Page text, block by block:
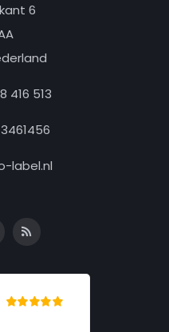
6
416 513
label.nl